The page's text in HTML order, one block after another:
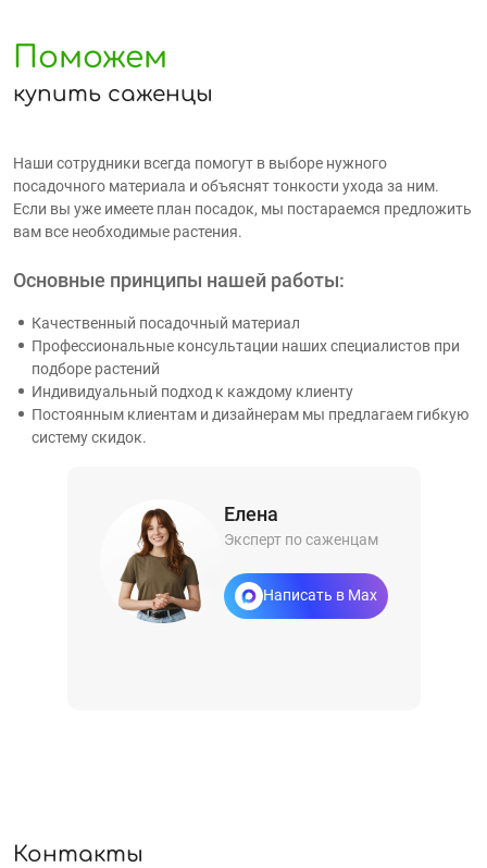
Поможем
купить саженцы
Наши сотрудники всегда помогут в выборе нужного
посадочного материала и объяснят тонкости ухода за ним.
Если вы уже имеете план посадок, мы постараемся предложить
вам все необходимые растения.
Основные принципы нашей работы:
Качественный посадочный материал
Профессиональные консультации наших специалистов при
подборе растений
Индивидуальный подход к каждому клиенту
Постоянным клиентам и дизайнерам мы предлагаем гибкую
систему скидок.
Елена
Эксперт по саженцам
Написать в Max
Контакты